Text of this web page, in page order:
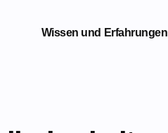
Wissen und Erfahrungen